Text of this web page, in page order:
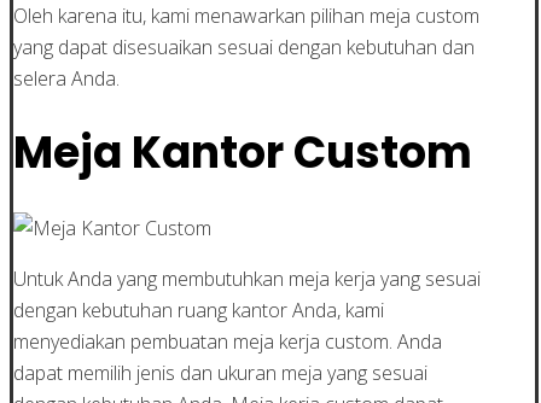
Oleh karena itu, kami menawarkan pilihan meja custom
yang dapat disesuaikan sesuai dengan kebutuhan dan
selera Anda.
Meja Kantor Custom
Untuk Anda yang membutuhkan meja kerja yang sesuai
dengan kebutuhan ruang kantor Anda, kami
menyediakan pembuatan meja kerja custom. Anda
dapat memilih jenis dan ukuran meja yang sesuai